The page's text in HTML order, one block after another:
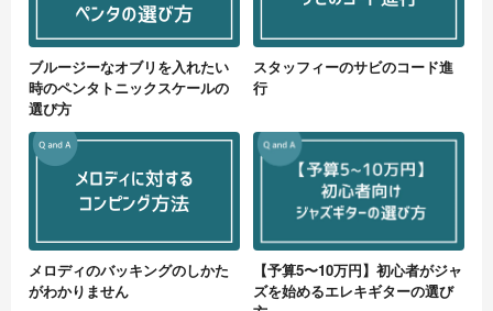
ブルージーなオブリを入れたい
時のペンタトニックスケールの
選び方
スタッフィーのサビのコード進
行
メロディのバッキングのしかた
がわかりません
【予算5〜10万円】初心者がジャ
ズを始めるエレキギターの選び